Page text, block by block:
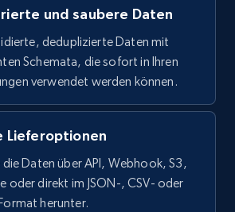
1.2K+ Dataset holen
Comment engagement rate,
rate, Bio link, Predicted lang,
und saubere Daten
deduplizierte Daten mit
Schemata, die sofort in Ihren
verwendet werden können.
Lieferoptionen
die Daten über API, Webhook, S3,
oder direkt im JSON-, CSV- oder
herunter.